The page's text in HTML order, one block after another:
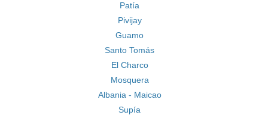
Patía
Pivijay
Guamo
Santo Tomás
El Charco
Mosquera
Albania - Maicao
Supía